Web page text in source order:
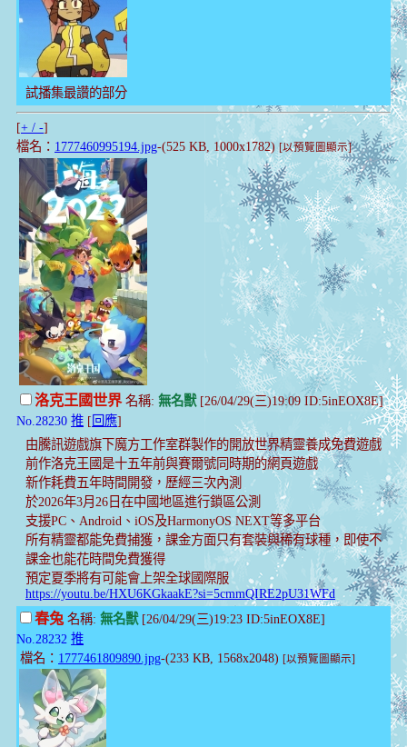
試播集最讚的部分
[+ / -]
檔名： 1777460995194.jpg-(525 KB, 1000x1782)[以預覽圖顯示]
洛克王國世界名稱: 無名獸[26/04/29(三)19:09 ID:5inEOX8E]
No.28230 推 [ 回應]
由騰訊遊戲旗下魔方工作室群製作的開放世界精靈養成免費遊戲
前作洛克王國是十五年前與賽爾號同時期的網頁遊戲
新作耗費五年時間開發，歷經三次內測
於2026年3月26日在中國地區進行鎖區公測
支援PC、Android、iOS及HarmonyOS NEXT等多平台
所有精靈都能免費捕獲，課金方面只有套裝與稀有球種，即使不
課金也能花時間免費獲得
預定夏季將有可能會上架全球國際服
https://youtu.be/HXU6KGkaakE?si=5cmmQIRE2pU31WFd
春兔名稱: 無名獸[26/04/29(三)19:23 ID:5inEOX8E]
No.28232 推
檔名： 1777461809890.jpg-(233 KB, 1568x2048) [以預覽圖顯示]